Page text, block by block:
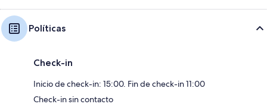
Políticas
Check-in
Inicio de check-in: 15:00. Fin de check-in 11:00
Check-in sin contacto